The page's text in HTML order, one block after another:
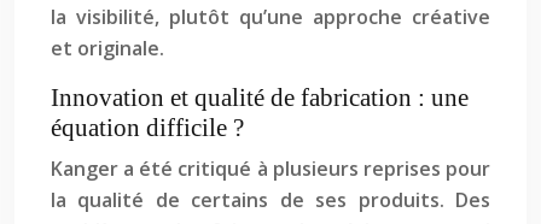
la visibilité, plutôt qu’une approche créative
et originale.
Innovation et qualité de fabrication : une
équation difficile ?
Kanger a été critiqué à plusieurs reprises pour
la qualité de certains de ses produits. Des